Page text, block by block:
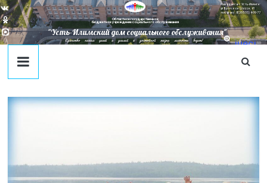
Областное государственное
бюджетное учреждение социального обслуживания
juecj
@mail
"Усть-Илимский дом социального обслуживания"
Наш адрес в г. Усть-Илимск:
ул. Братское Шоссе, 41
тел/факс: 8(395-35) 4-09-77
Единство наших целей и усилий к достойной жизни личности ведет!